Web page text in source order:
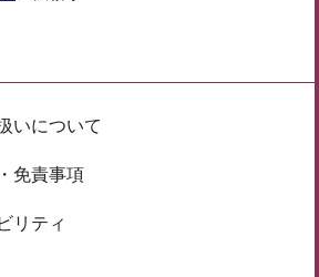
いについて
免責事項
リティ